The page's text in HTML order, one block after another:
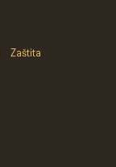
Zaštita